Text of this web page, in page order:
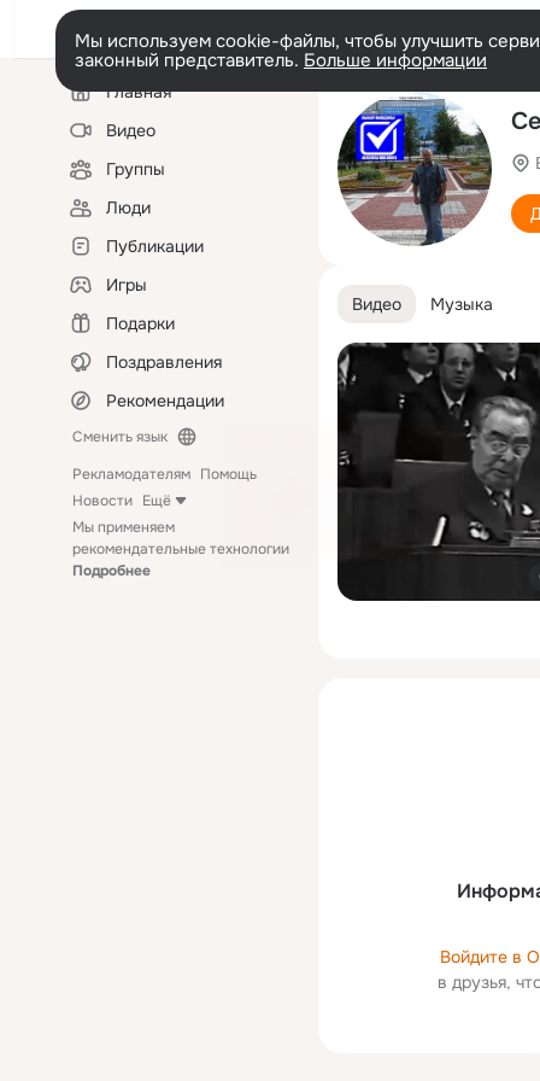
Мы используем cookie-файлы, чтобы улучшить
законный представитель. Больше информации
Левая
колонкаГлавная
Видео
Группы
Люди
Публикации
Игры
Подарки
Поздравления
Рекомендации
Сменить язык
Рекламодателям Помощь
Новости Ещё
Мы применяем
рекомендательные технологии
Подробнее
Видео Музыка
Войдите в
в друзья,